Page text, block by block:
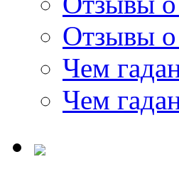
Отзывы о
Чем
Чем